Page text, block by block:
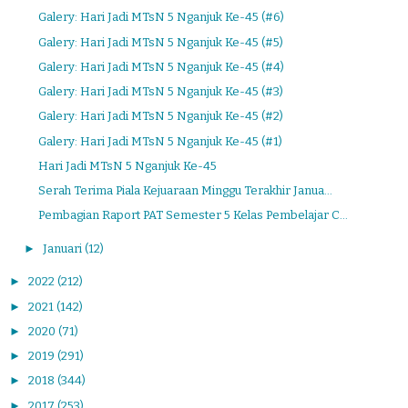
Galery: Hari Jadi MTsN 5 Nganjuk Ke-45 (#6)
Galery: Hari Jadi MTsN 5 Nganjuk Ke-45 (#5)
Galery: Hari Jadi MTsN 5 Nganjuk Ke-45 (#4)
Galery: Hari Jadi MTsN 5 Nganjuk Ke-45 (#3)
Galery: Hari Jadi MTsN 5 Nganjuk Ke-45 (#2)
Galery: Hari Jadi MTsN 5 Nganjuk Ke-45 (#1)
Hari Jadi MTsN 5 Nganjuk Ke-45
Serah Terima Piala Kejuaraan Minggu Terakhir Janua...
Pembagian Raport PAT Semester 5 Kelas Pembelajar C...
► Januari (12)
► 2022 (212)
► 2021 (142)
► 2020 (71)
► 2019 (291)
► 2018 (344)
► 2017 (253)